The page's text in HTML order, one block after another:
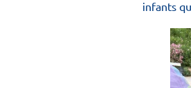
infants